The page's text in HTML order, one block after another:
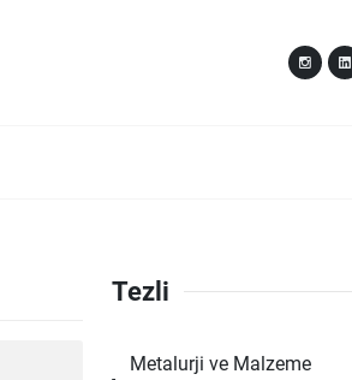
Tezli
Metalurji ve Malzeme